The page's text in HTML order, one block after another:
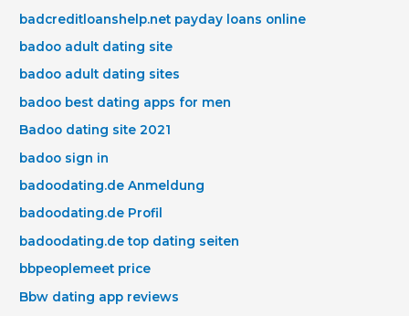
badcreditloanshelp.net payday loans online
badoo adult dating site
badoo adult dating sites
badoo best dating apps for men
Badoo dating site 2021
badoo sign in
badoodating.de Anmeldung
badoodating.de Profil
badoodating.de top dating seiten
bbpeoplemeet price
Bbw dating app reviews